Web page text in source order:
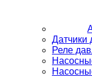
Датчики
Реле